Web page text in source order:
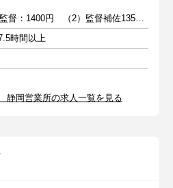
（1）試験監督：1400円 （2）監督補佐1350円
時間以上
岡営業所の求人一覧を見る